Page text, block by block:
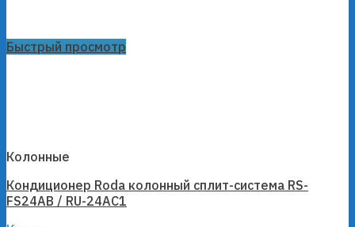
Быстрый просмотр
Колонные
Кондиционер Roda колонный сплит-система RS-
FS24AB / RU-24AC1